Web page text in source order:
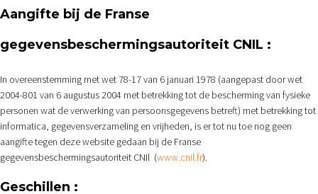
Aangifte bij de Franse
gegevensbeschermingsautoriteit CNIL :
In overeenstemming met wet 78-17 van 6 januari 1978 (aangepast door wet
2004-801 van 6 augustus 2004 met betrekking tot de bescherming van fysieke
personen wat de verwerking van persoonsgegevens betreft) met betrekking tot
informatica, gegevensverzameling en vrijheden, is er tot nu toe nog geen
aangifte tegen deze website gedaan bij de Franse
gegevensbeschermingsautoriteit CNIl (www.cnil.fr).
Geschillen :